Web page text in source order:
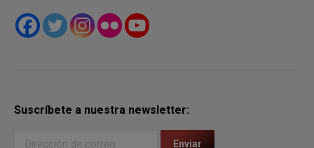
Suscríbete a nuestra newsletter: